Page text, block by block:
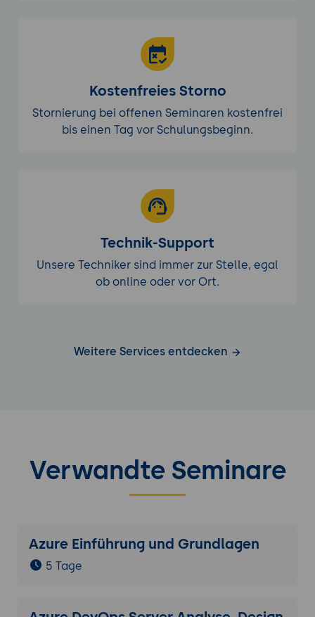
Kostenfreies Storno
Stornierung bei offenen Seminaren kostenfrei
bis einen Tag vor Schulungsbeginn.
Technik-Support
Unsere Techniker sind immer zur Stelle, egal
ob online oder vor Ort.
Weitere Services entdecken
Verwandte Seminare
Azure Einführung und Grundlagen
5 Tage